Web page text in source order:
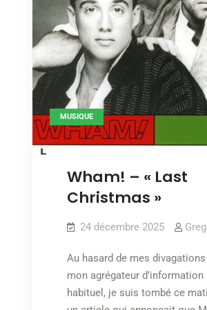
MUSIQUE
Wham! – « Last
Christmas »
24 décembre 2025 Greg
Au hasard de mes
mon agrégateur d’information
habituel, je suis tombé ce